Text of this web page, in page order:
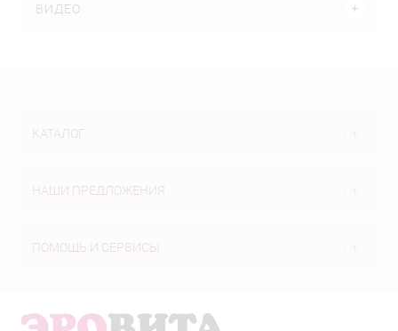
ВИДЕО
КАТАЛОГ
НАШИ ПРЕДЛОЖЕНИЯ
ПОМОЩЬ И СЕРВИСЫ